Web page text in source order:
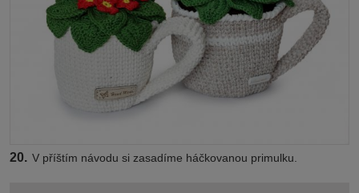
20. V příštím návodu si zasadíme háčkovanou primulku.